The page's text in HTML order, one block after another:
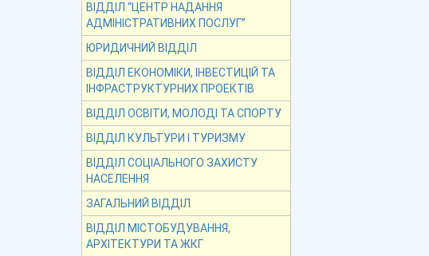
ВІДДІЛ “ЦЕНТР НАДАННЯ
АДМІНІСТРАТИВНИХ ПОСЛУГ”
ЮРИДИЧНИЙ ВІДДІЛ
ВІДДІЛ ЕКОНОМІКИ, ІНВЕСТИЦІЙ ТА
ІНФРАСТРУКТУРНИХ ПРОЕКТІВ
ВІДДІЛ ОСВІТИ, МОЛОДІ ТА СПОРТУ
ВІДДІЛ КУЛЬТУРИ І ТУРИЗМУ
ВІДДІЛ СОЦІАЛЬНОГО ЗАХИСТУ
НАСЕЛЕННЯ
ЗАГАЛЬНИЙ ВІДДІЛ
ВІДДІЛ МІСТОБУДУВАННЯ,
АРХІТЕКТУРИ ТА ЖКГ